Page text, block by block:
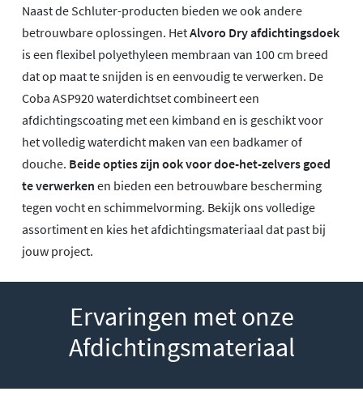
Naast de Schluter-producten bieden we ook andere
betrouwbare oplossingen. HetAlvoro Dry afdichtingsdoek
is een flexibel polyethyleen membraan van 100 cm breed
dat op maat te snijden is en eenvoudig te verwerken. De
Coba ASP920 waterdichtset combineert een
afdichtingscoating met een kimband en is geschikt voor
het volledig waterdicht maken van een badkamer of
douche. Beide opties zijn ook voor doe-het-zelvers goed
te verwerken en bieden een betrouwbare bescherming
tegen vocht en schimmelvorming. Bekijk ons volledige
assortiment en kies het afdichtingsmateriaal dat past bij
jouw project.
Ervaringen met onze
Afdichtingsmateriaal